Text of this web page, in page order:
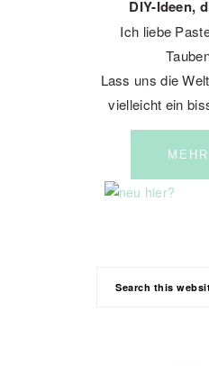
DIY-Ideen,
Ich liebe
Lass uns die
vielleicht ein